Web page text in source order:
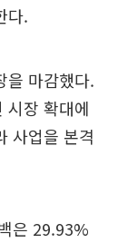
다.
을 마감했다.
시장 확대에
사업을 본격
은 29.93%